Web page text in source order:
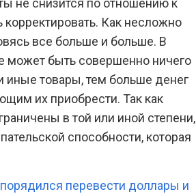
не снизится по отношению к
Как несложно
все больше и больше. В
может быть совершенно ничего
иные товары, тем больше денег
их приобрести. Так как
в той или иной степени,
способности, которая
перевести доллары и